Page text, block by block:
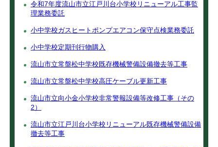
令和7年度流山市立江戸川台小学校リニューアル工事監
理業務委託
小中学校ガスヒートポンプエアコン保守点検業務委託
小中学校定期刊行物購入
流山市立常盤松中学校既存機械警備設備撤去等工事
流山市立常盤松中学校高圧ケーブル更新工事
流山市立向小金小学校非常警報設備等改修工事（その
2）
流山市立江戸川台小学校リニューアル既存機械警備設備
撤去等工事